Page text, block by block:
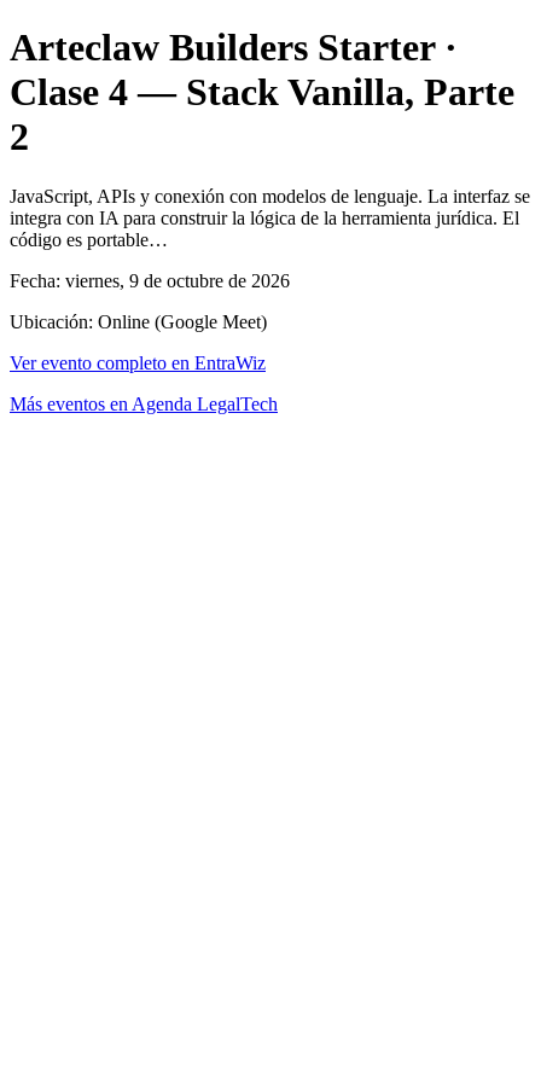
Arteclaw Builders Starter ·
Clase 4 — Stack Vanilla, Parte
2
JavaScript, APIs y conexión con modelos de lenguaje. La interfaz se
integra con IA para construir la lógica de la herramienta jurídica. El
código es portable…
Fecha: viernes, 9 de octubre de 2026
Ubicación: Online (Google Meet)
Ver evento completo en EntraWiz
Más eventos en Agenda LegalTech